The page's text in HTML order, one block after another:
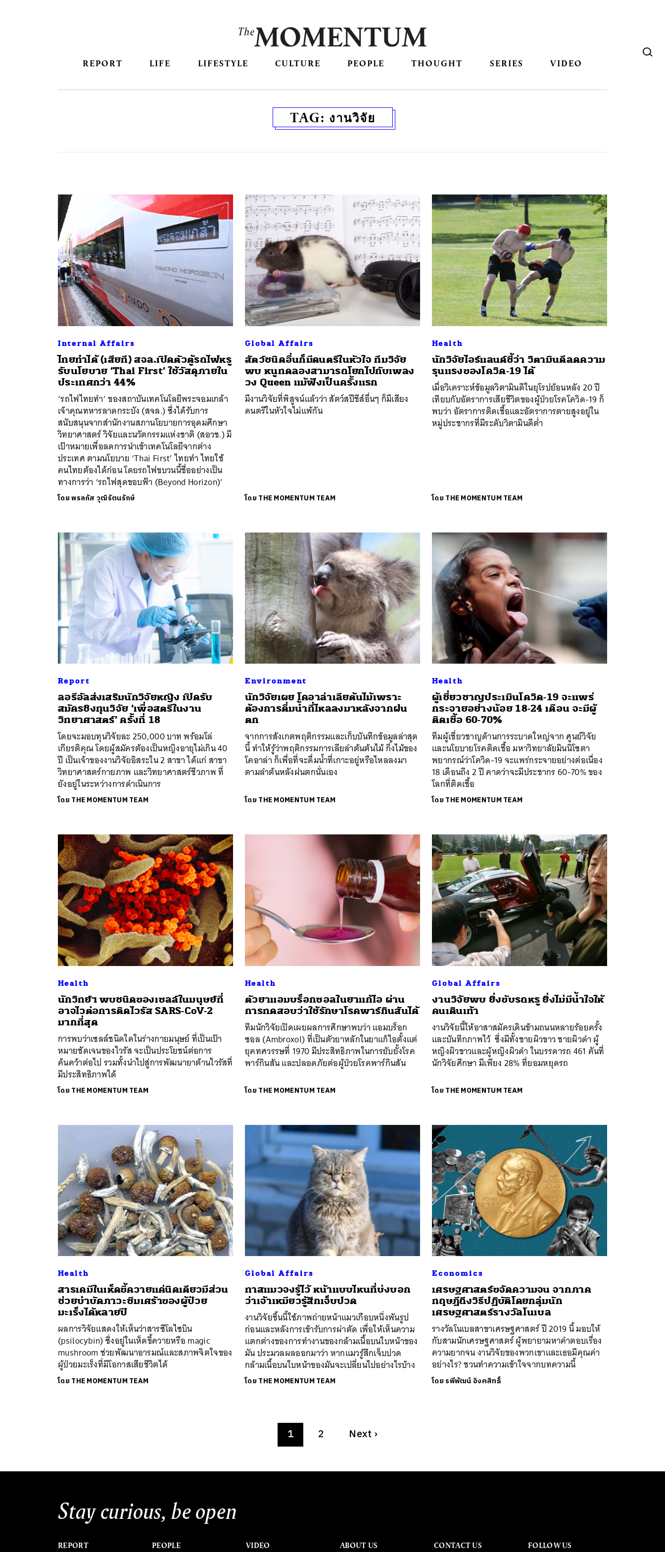
REPORT LIFE LIFESTYLE CULTURE PEOPLE THOUGHT SERIES VIDEO
TAG: งานวิจัย
Internal Affairs
ไทยทำได้ (เสียที) สจล.เปิดตัวตู้รถไฟหรู
รับนโยบาย ‘Thai First’ ใช้วัสดุภายใน
ประเทศกว่า 44%
‘รถไฟไทยทำ’ ของสถาบันเทคโนโลยีพระจอมเกล้า
เจ้าคุณทหารลาดกระบัง (สจล.) ซึ่งได้รับการ
สนับสนุนจากสำนักงานสภานโยบายการอุดมศึกษา
วิทยาศาสตร์ วิจัยและนวัตกรรมแห่งชาติ (สอวช.) มี
เป้าหมายเพื่อลดการนำเข้าเทคโนโลยีจากต่าง
ประเทศ ตามนโยบาย ‘Thai First’ ไทยทำ ไทยใช้
คนไทยต้องได้ก่อน โดยรถไฟขบวนนี้ชื่ออย่างเป็น
ทางการว่า ‘รถไฟสุดขอบฟ้า (Beyond Horizon)’
โดยพรลภัส วุฒิรัตนรักษ์
Global Affairs
สัตว์ชนิดอื่นก็มีดนตรีในหัวใจ ทีมวิจัย
พบ หนูทดลองสามารถโยกไปกับเพลง
วง Queen แม้ฟังเป็นครั้งแรก
มีงานวิจัยที่พิสูจน์แล้วว่า สัตว์สปีชีส์อื่นๆ ก็มีเสียง
ดนตรีในหัวใจไม่แพ้กัน
โดย THE MOMENTUM TEAM
Health
นักวิจัยไอร์แลนด์ชี้ว่า วิตามินดีลดความ
รุนแรงของโควิด-19 ได้
เมื่อวิเคราะห์ข้อมูลวิตามินดีในยุโรปย้อนหลัง 20 ปี
เทียบกับอัตราการเสียชีวิตของผู้ป่วยโรคโควิด-19 ก็
พบว่า อัตราการติดเชื้อและอัตราการตายสูงอยู่ใน
หมู่ประชากรที่มีระดับวิตามินดีต่ำ
โดย THE MOMENTUM TEAM
Report
ลอรีอัลส่งเสริมนักวิจัยหญิง เปิดรับ
สมัครชิงทุนวิจัย ‘เพื่อสตรีในงาน
วิทยาศาสตร์’ ครั้งที่ 18
โดยจะมอบทุนวิจัยละ 250,000 บาท พร้อมโล่
เกียรติคุณ โดยผู้สมัครต้องเป็นหญิงอายุไม่เกิน 40
ปี เป็นเจ้าของงานวิจัยอิสระใน 2 สาขา ได้แก่ สาขา
วิทยาศาสตร์กายภาพ และวิทยาศาสตร์ชีวภาพ ที่
ยังอยู่ในระหว่างการดำเนินการ
โดย THE MOMENTUM TEAM
Environment
นักวิจัยเผย โคอาล่าเลียต้นไม้เพราะ
ต้องการดื่มน้ำที่ไหลลงมาหลังจากฝน
ตก
จากการสังเกตพฤติกรรมและเก็บบันทึกข้อมูลล่าสุด
นี้ ทำให้รู้ว่าพฤติกรรมการเลียลำต้นต้นไม้ กิ่งไม้ของ
โคอาล่า ก็เพื่อที่จะดื่มน้ำที่เกาะอยู่หรือไหลลงมา
ตามลำต้นหลังฝนตกนั่นเอง
โดย THE MOMENTUM TEAM
Health
ผู้เชี่ยวชาญประเมินโควิด-19 จะแพร่
กระจายอย่างน้อย 18-24 เดือน จะมีผู้
ติดเชื้อ 60-70%
ทีมผู้เชี่ยวชาญด้านการระบาดใหญ่จาก ศูนย์วิจัย
และนโยบายโรคติดเชื้อ มหาวิทยาลัยมินนิโซตา
พยากรณ์ว่าโควิด-19 จะแพร่กระจายอย่างต่อเนื่อง
18 เดือนถึง 2 ปี คาดว่าจะมีประชากร 60-70% ของ
โลกที่ติดเชื้อ
โดย THE MOMENTUM TEAM
Health
นักวิทย์ฯ พบชนิดของเซลล์ในมนุษย์ที่
อาจไวต่อการติดไวรัส SARS-CoV-2
มากที่สุด
การพบว่าเซลล์ชนิดใดในร่างกายมนุษย์ ที่เป็นเป้า
หมายชัดเจนของไวรัส จะเป็นประโยชน์ต่อการ
ค้นคว้าต่อไป รวมทั้งนำไปสู่การพัฒนายาต้านไวรัสที่
มีประสิทธิภาพได้
โดย THE MOMENTUM TEAM
Health
ตัวยาแอมบร็อกซอลในยาแก้ไอ ผ่าน
การทดสอบว่าใช้รักษาโรคพาร์กินสันได้
ทีมนักวิจัยเปิดเผยผลการศึกษาพบว่า แอมบร็อก
ซอล (Ambroxol) ที่เป็นตัวยาหลักในยาแก้ไอตั้งแต่
ยุคทศวรรษที่ 1970 มีประสิทธิภาพในการยับยั้งโรค
พาร์กินสัน และปลอดภัยต่อผู้ป่วยโรคพาร์กินสัน
โดย THE MOMENTUM TEAM
Global Affairs
งานวิจัยพบ ยิ่งขับรถหรู ยิ่งไม่มีน้ำใจให้
คนเดินเท้า
งานวิจัยนี้ให้อาสาสมัครเดินข้ามถนนหลายร้อยครั้ง
และบันทึกภาพไว้ ซึ่งมีทั้งชายผิวขาว ชายผิวดำ ผู้
หญิงผิวขาวและผู้หญิงผิวดำ ในบรรดารถ 461 คันที่
นักวิจัยศึกษา มีเพียง 28% ที่ยอมหยุดรถ
โดย THE MOMENTUM TEAM
Health
สารเคมีในเห็ดขี้ควายแค่นิดเดียวมีส่วน
ช่วยบำบัดภาวะซึมเศร้าของผู้ป่วย
มะเร็งได้หลายปี
ผลการวิจัยแสดงให้เห็นว่าสารซีโลไซบิน
(psilocybin) ซึ่งอยู่ในเห็ดขี้ควายหรือ magic
mushroom ช่วยพัฒนาอารมณ์และสภาพจิตใจของ
ผู้ป่วยมะเร็งที่มีโอกาสเสียชีวิตได้
โดย THE MOMENTUM TEAM
Global Affairs
ทาสแมวจงรู้ไว้ หน้าแบบไหนที่บ่งบอก
ว่าเจ้าเหมียวรู้สึกเจ็บปวด
งานวิจัยชิ้นนี้ใช้ภาพถ่ายหน้าแมวเกือบหนึ่งพันรูป
ก่อนและหลังการเข้ารับการผ่าตัด เพื่อให้เห็นความ
แตกต่างของการทำงานของกล้ามเนื้อบนใบหน้าของ
มัน ประมวลผลออกมาว่า หากแมวรู้สึกเจ็บปวด
กล้ามเนื้อบนใบหน้าของมันจะเปลี่ยนไปอย่างไรบ้าง
โดย THE MOMENTUM TEAM
Economics
เศรษฐศาสตร์ขจัดความจน จากภาค
ทฤษฎีถึงวิธีปฏิบัติโดยกลุ่มนัก
เศรษฐศาสตร์รางวัลโนเบล
รางวัลโนเบลสาขาเศรษฐศาสตร์ ปี 2019 นี้ มอบให้
กับสามนักเศรษฐศาสตร์ ผู้พยายามหาคำตอบเรื่อง
ความยากจน งานวิจัยของพวกเขาและเธอมีคุณค่า
อย่างไร? ชวนทำความเข้าใจจากบทความนี้
โดย รพีพัฒน์ อิงคสิทธิ์
1 2 Next ›
Stay curious, be open
REPORT PEOPLE VIDEO ABOUT US CONTACT US FOLLOW US
ค้นหา
LINE EMAIL